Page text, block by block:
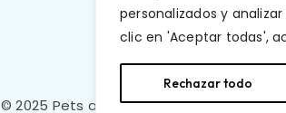
personalizados y
clic en 'Aceptar todas',
Rechazar todo
© 2025 Pets and Cats. Todos los